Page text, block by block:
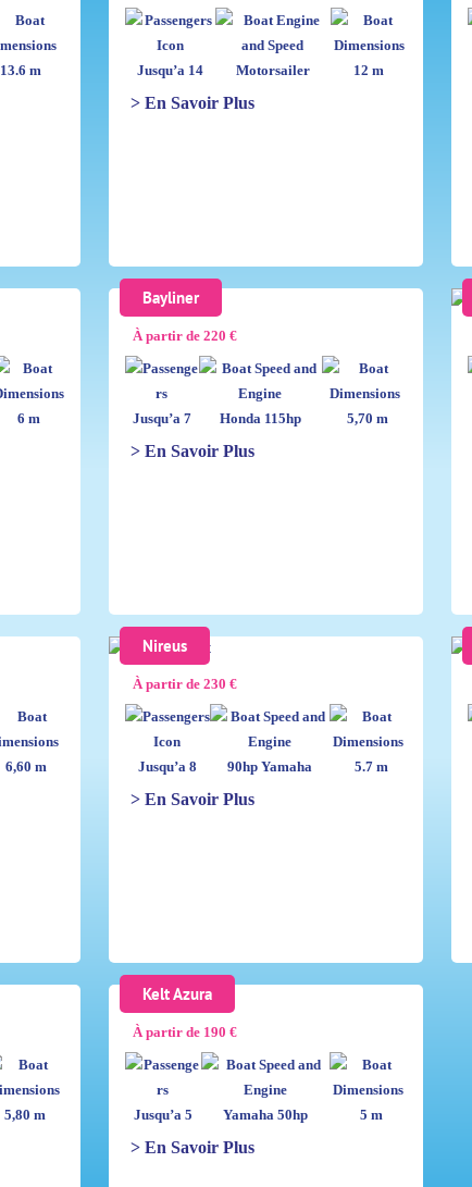
13.6 m Jusqu’a 14 Motorsailer 12 m
> En Savoir Plus
6 m
Bayliner
À partir de 220 €
Jusqu’a 7 Honda 115hp 5,70 m
> En Savoir Plus
6,60 m
Nireus
À partir de 230 €
Jusqu’a 8 90hp Yamaha 5.7 m
> En Savoir Plus
5,80 m
Kelt Azura
À partir de 190 €
Jusqu’a 5 Yamaha 50hp 5 m
> En Savoir Plus